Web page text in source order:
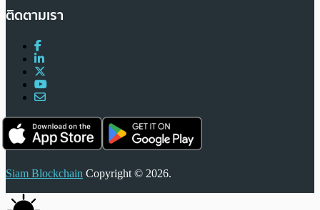
ติดตามเรา
Siam Blockchain Copyright © 2026.